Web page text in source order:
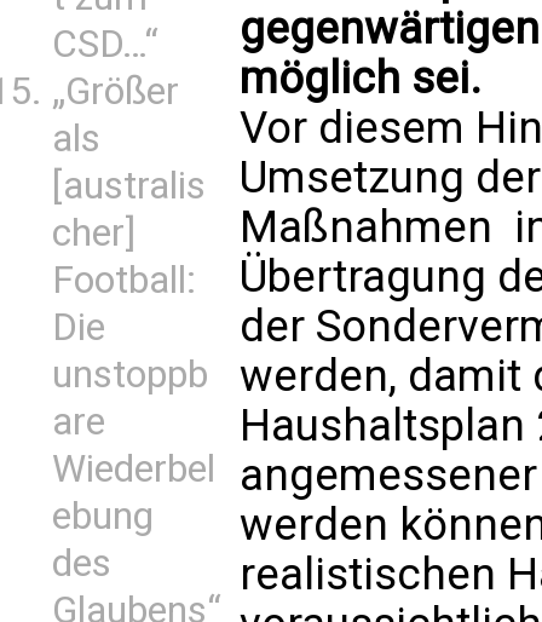
CSD…“
„Größer
als
[australis
cher]
Football:
Die
unstoppb
are
Wiederbel
ebung
des
Glaubens“
möglich sei.
Vor diesem
Umsetzung
Maßnahmen 
Übertragung
der
werden, damit
werden
realistischen